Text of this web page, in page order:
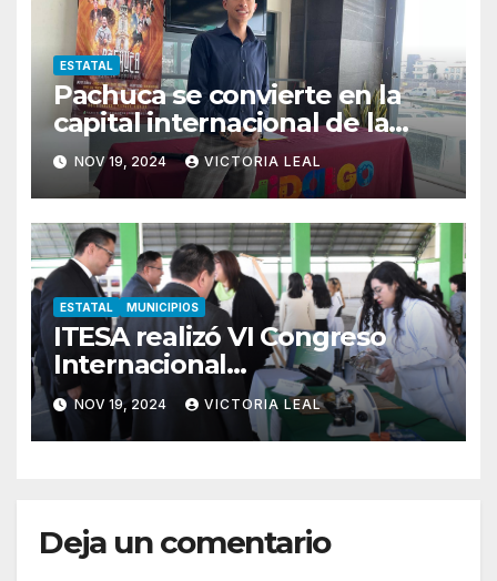
ESTATAL
Pachuca se convierte en la
capital internacional de la
salsa
NOV 19, 2024 VICTORIA LEAL
ESTATAL MUNICIPIOS
ITESA realizó VI Congreso
Internacional
Multidisciplinario
NOV 19, 2024 VICTORIA LEAL
Deja un comentario